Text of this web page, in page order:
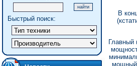
Быстрый поиск:
В
Главный
мощный